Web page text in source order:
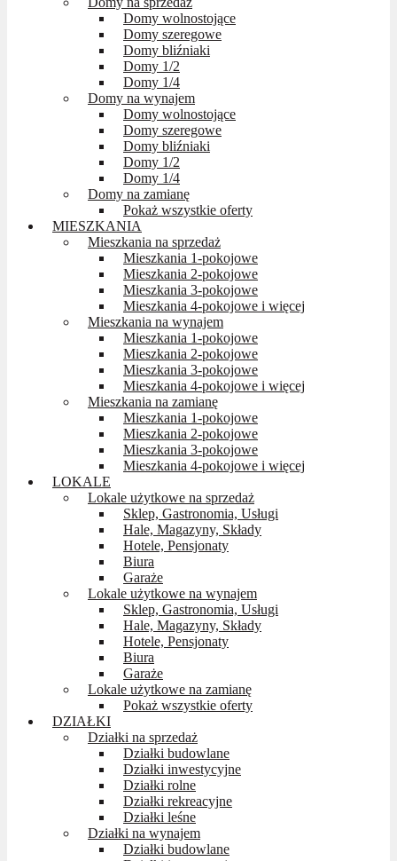
Domy wolnostojące
Domy szeregowe
Domy bliźniaki
Domy 1/2
Domy 1/4
Domy na wynajem
Domy wolnostojące
Domy szeregowe
Domy bliźniaki
Domy 1/2
Domy 1/4
Domy na zamianę
Pokaż wszystkie oferty
MIESZKANIA
Mieszkania na sprzedaż
Mieszkania 1-pokojowe
Mieszkania 2-pokojowe
Mieszkania 3-pokojowe
Mieszkania 4-pokojowe i więcej
Mieszkania na wynajem
Mieszkania 1-pokojowe
Mieszkania 2-pokojowe
Mieszkania 3-pokojowe
Mieszkania 4-pokojowe i więcej
Mieszkania na zamianę
Mieszkania 1-pokojowe
Mieszkania 2-pokojowe
Mieszkania 3-pokojowe
Mieszkania 4-pokojowe i więcej
LOKALE
Lokale użytkowe na sprzedaż
Sklep, Gastronomia, Usługi
Hale, Magazyny, Składy
Hotele, Pensjonaty
Biura
Garaże
Lokale użytkowe na wynajem
Sklep, Gastronomia, Usługi
Hale, Magazyny, Składy
Hotele, Pensjonaty
Biura
Garaże
Lokale użytkowe na zamianę
Pokaż wszystkie oferty
DZIAŁKI
Działki na sprzedaż
Działki budowlane
Działki inwestycyjne
Działki rolne
Działki rekreacyjne
Działki leśne
Działki na wynajem
Działki budowlane